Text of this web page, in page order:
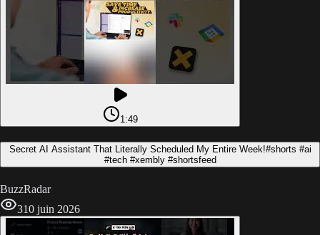
1:49
Secret AI Assistant That Literally Scheduled My Entire Week!#shorts #ai
#tech #xembly #shortsfeed
BuzzRadar
310 juin 2026